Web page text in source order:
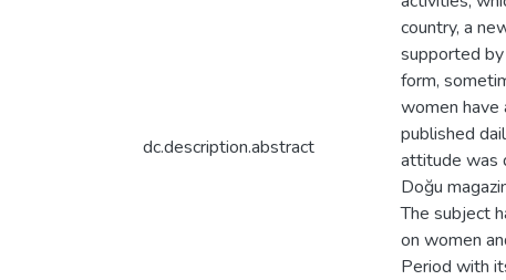
dc.description.abstract
country, a
supported
form,
women have
published
attitude was
Doğu
The subject
on women
Period with